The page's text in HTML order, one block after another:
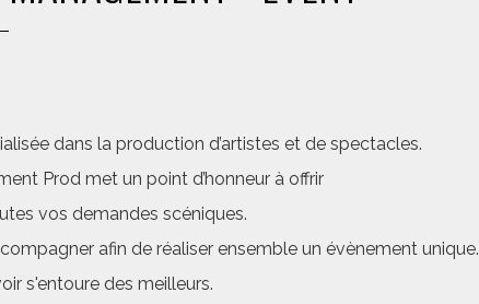
dans la production d’artistes et de spectacles.
Prod met un point d’honneur à offrir
vos demandes scéniques.
afin de réaliser ensemble un évènement unique.
s'entoure des meilleurs.